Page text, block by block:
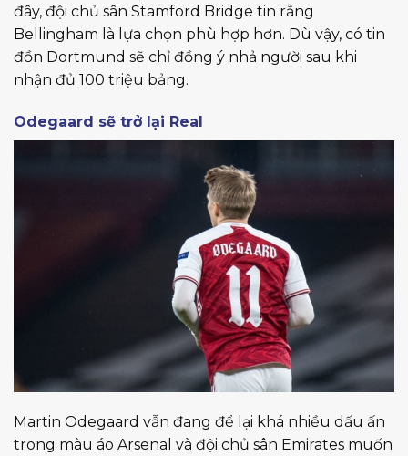
đây, đội chủ sân Stamford Bridge tin rằng
Bellingham là lựa chọn phù hợp hơn. Dù vậy, có tin
đồn Dortmund sẽ chỉ đồng ý nhả người sau khi
nhận đủ 100 triệu bảng.
Odegaard sẽ trở lại Real
Martin Odegaard vẫn đang để lại khá nhiều dấu ấn
trong màu áo Arsenal và đội chủ sân Emirates muốn